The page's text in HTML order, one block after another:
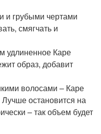
и грубыми чертами
смягчать и
удлиненное Каре
образ, добавит
волосами – Каре
остановится на
– так объем будет